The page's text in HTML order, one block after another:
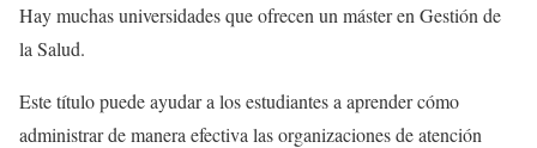
Hay muchas universidades que ofrecen un máster en Gestión de
la Salud.
Este título puede ayudar a los estudiantes a aprender cómo
administrar de manera efectiva las organizaciones de atención